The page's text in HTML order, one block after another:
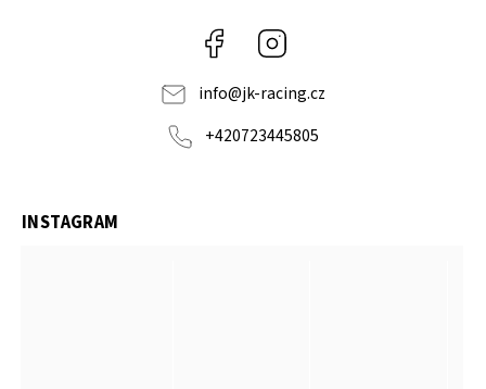
Facebook
info@jk-racing.cz
+420723445805
INSTAGRAM